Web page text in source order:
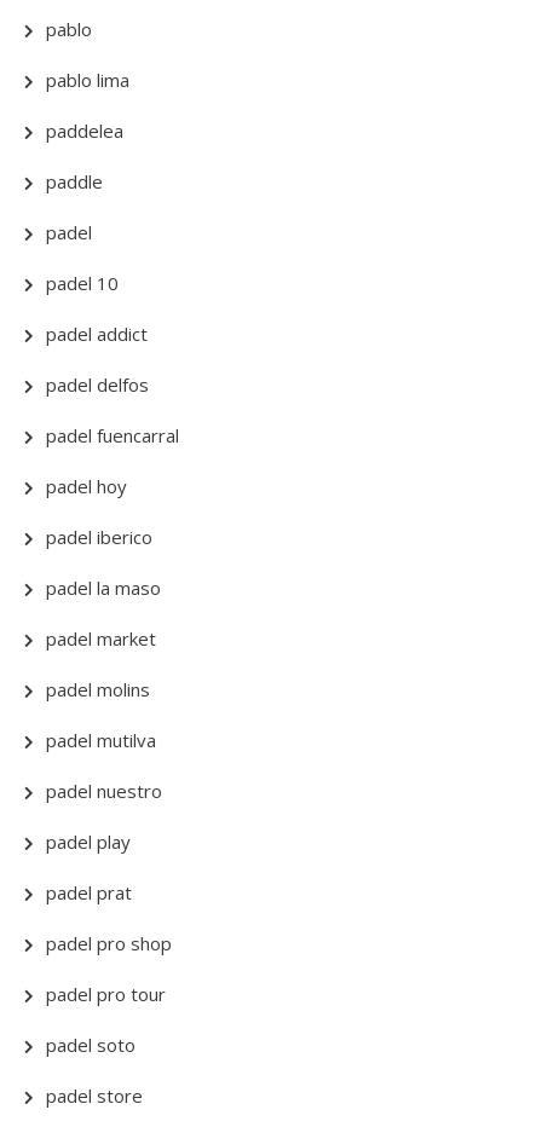
pablo
pablo lima
paddelea
paddle
padel
padel 10
padel addict
padel delfos
padel fuencarral
padel hoy
padel iberico
padel la maso
padel market
padel molins
padel mutilva
padel nuestro
padel play
padel prat
padel pro shop
padel pro tour
padel soto
padel store